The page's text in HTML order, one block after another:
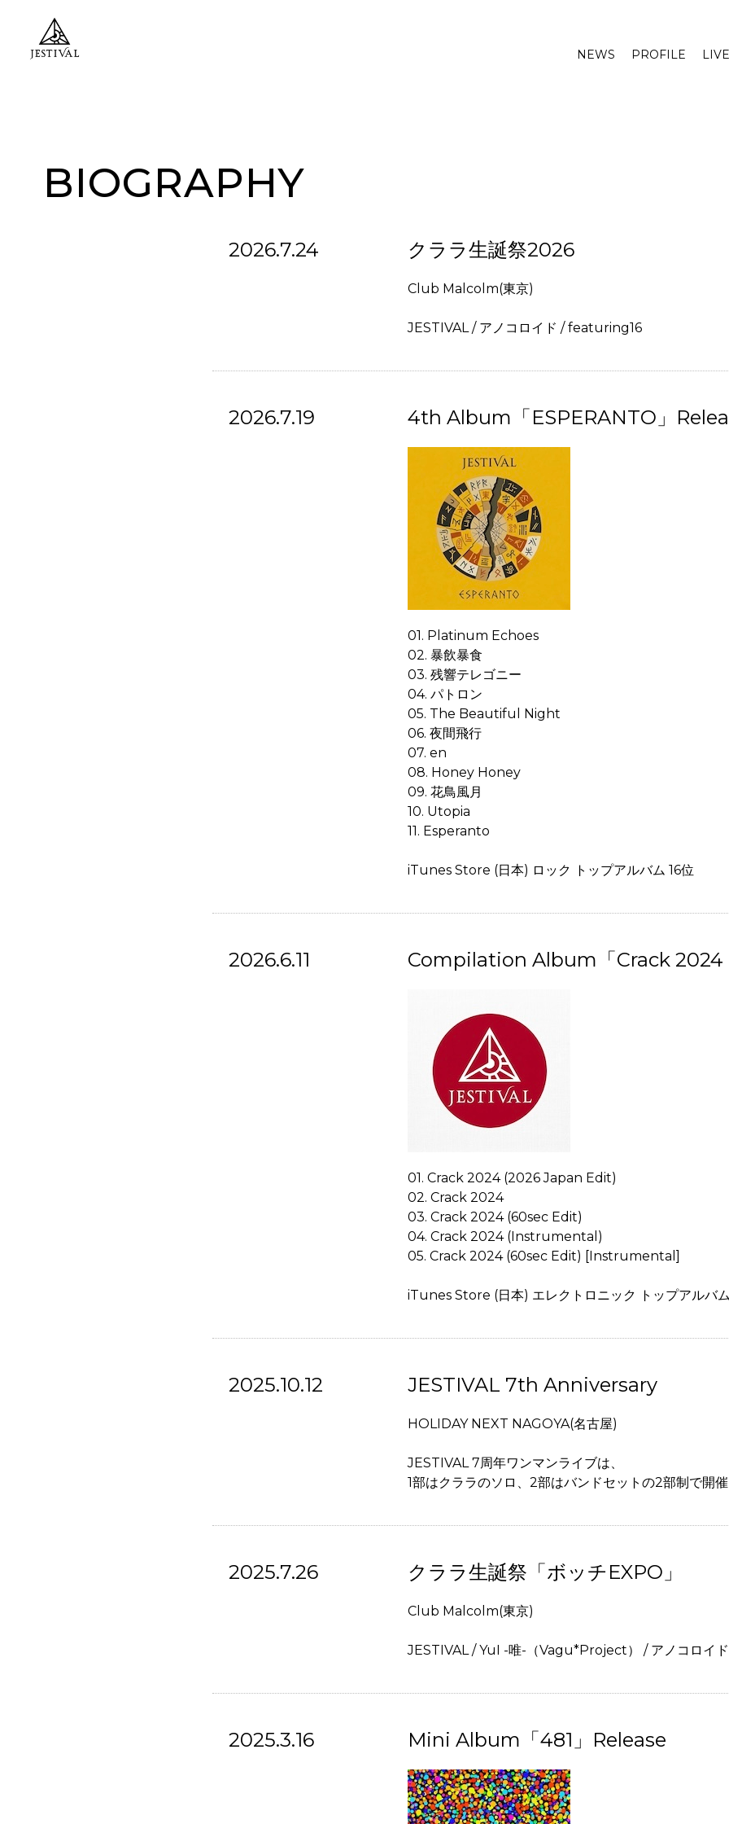
NEWS PROFILE LIVE
BIOGRAPHY
2026.7.24 クララ生誕祭2026
Club Malcolm(東京)
JESTIVAL / アノコロイド / featuring16
2026.7.19 4th Album「ESPERANTO」
01. Platinum Echoes
02. 暴飲暴食
03. 残響テレゴニー
04. パトロン
05. The Beautiful Night
06. 夜間飛行
07. en
08. Honey Honey
09. 花鳥風月
10. Utopia
11. Esperanto
iTunes Store (日本) ロック トップアルバム 16位
2026.6.11 Compilation Album「Crack 2024
01. Crack 2024 (2026 Japan Edit)
02. Crack 2024
03. Crack 2024 (60sec Edit)
04. Crack 2024 (Instrumental)
05. Crack 2024 (60sec Edit) [Instrumental]
iTunes Store (日本) エレクトロニック トップアルバ
2025.10.12 JESTIVAL 7th Anniversary
HOLIDAY NEXT NAGOYA(名古屋)
JESTIVAL 7周年ワンマンライブは、
1部はクララのソロ、2部はバンドセットの2部制で開
2025.7.26 クララ生誕祭「ボッチEXPO」
Club Malcolm(東京)
JESTIVAL / YuI -唯-（Vagu*Project） / アノコロイ
2025.3.16 Mini Album「481」Release